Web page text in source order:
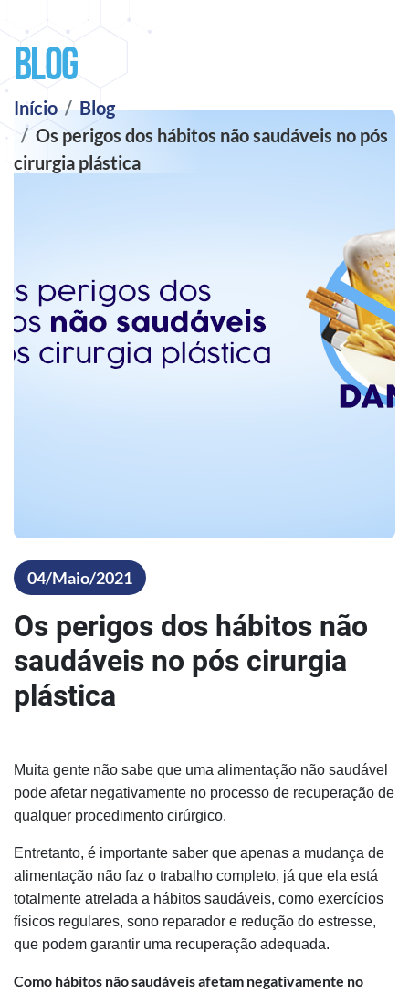
Blog
Início
Blog
Os perigos dos hábitos não saudáveis no pós
cirurgia plástica
04/Maio/2021
Os perigos dos hábitos não
saudáveis no pós cirurgia
plástica
Muita gente não sabe que uma alimentação não saudável
pode afetar negativamente no processo de recuperação de
qualquer procedimento cirúrgico.
Entretanto, é importante saber que apenas a mudança de
alimentação não faz o trabalho completo, já que ela está
totalmente atrelada a hábitos saudáveis, como exercícios
físicos regulares, sono reparador e redução do estresse,
que podem garantir uma recuperação adequada.
Como hábitos não saudáveis afetam negativamente no